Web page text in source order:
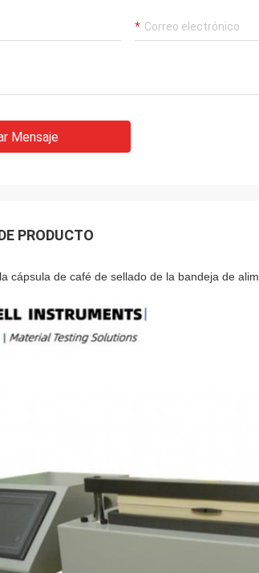
Mensaje
PRODUCTO
cápsula de café de sellado de la bandeja de